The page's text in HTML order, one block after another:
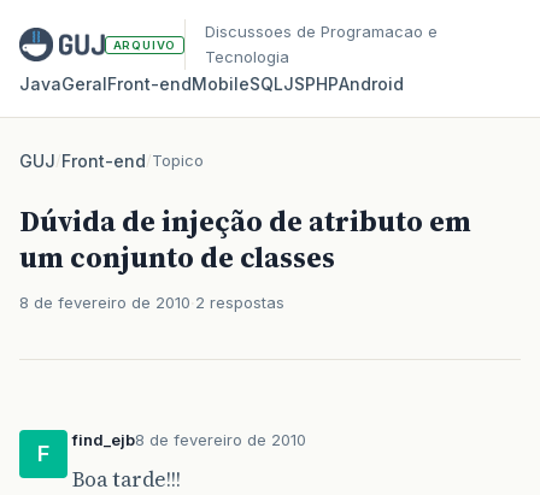
ARQUIVO
Discussoes de Programacao e
Tecnologia
JavaGeralFront‑endMobileSQLJSPHPAndroid
GUJ/Front-end/Topico
Dúvida de injeção de atributo em
um conjunto de classes
8 de fevereiro de 2010 2 respostas
F
find_ejb8 de fevereiro de 2010
Boa tarde!!!